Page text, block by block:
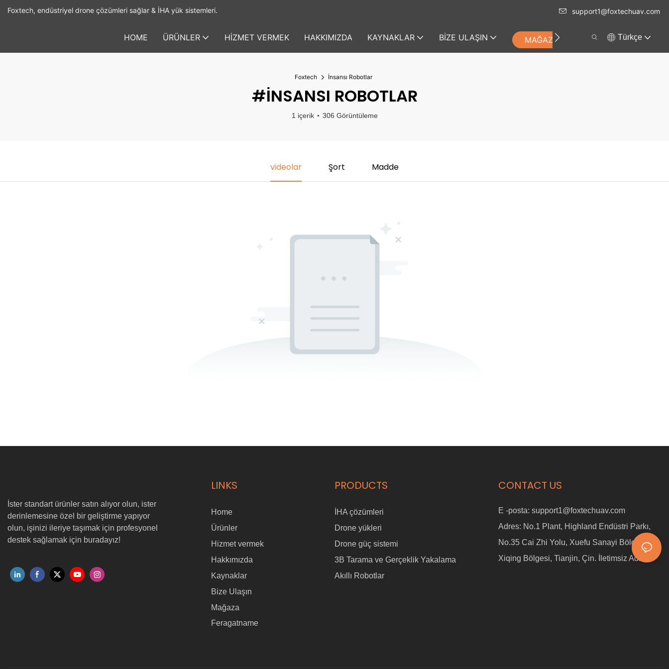
Foxtech, endüstriyel drone çözümleri sağlar & İHA yük sistemleri. support1@foxtechuav.com
HOME ÜRÜNLER HIZMET VERMEK HAKKIMIZDA KAYNAKLAR BIZE ULAŞIN MAĞAZA Türkçe
Foxtech İnsansı Robotlar
#İNSANSI ROBOTLAR
1 içerik 306 Görüntüleme
videolar Şort Madde
İster standart ürünler satın alıyor olun, ister
derinlemesine özel bir geliştirme yapıyor
olun, işinizi ileriye taşımak için profesyonel
destek sağlamak için buradayız!
LINKS
Home
Ürünler
Hizmet vermek
Hakkımızda
Kaynaklar
Bize Ulaşın
Mağaza
Feragatname
PRODUCTS
İHA çözümleri
Drone yükleri
Drone güç sistemi
3B Tarama ve Gerçeklik Yakalama
Akıllı Robotlar
CONTACT US
E -posta: support1@foxtechuav.com
Adres: No.1 Plant, Highland Endüstri Parkı,
No.35 Cai Zhi Yolu, Xuefu Sanayi Bölgesi,
Xiqing Bölgesi, Tianjin, Çin. İletimsiz Adres